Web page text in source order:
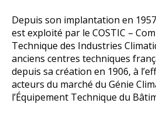
Depuis son implantation en
est exploité par le COSTIC –
Technique des Industries
anciens centres techniques
depuis sa création en 1906, à
acteurs du marché du Génie
l’Équipement Technique du